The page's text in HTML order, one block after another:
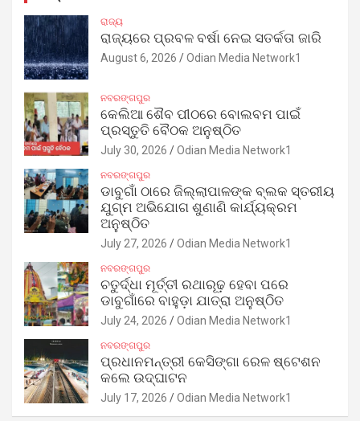
ରାଜ୍ୟ
ରାଜ୍ୟରେ ପ୍ରବଳ ବର୍ଷା ନେଇ ସତର୍କତା ଜାରି
August 6, 2026 Odian Media Network1
ନବରଙ୍ଗପୁର
କେଲିଆ ଶୈବ ପୀଠରେ ବୋଲବମ ପାଇଁ
ପ୍ରସ୍ତୁତି ବୈଠକ ଅନୁଷ୍ଠିତ
July 30, 2026 Odian Media Network1
ନବରଙ୍ଗପୁର
ଡାବୁଗାଁ ଠାରେ ଜିଲ୍ଲାପାଳଙ୍କ ବ୍ଲକ ସ୍ତରୀୟ
ଯୁଗ୍ମ ଅଭିଯୋଗ ଶୁଣାଣି କାର୍ଯ୍ୟକ୍ରମ
ଅନୁଷ୍ଠିତ
July 27, 2026 Odian Media Network1
ନବରଙ୍ଗପୁର
ଚତୁର୍ଦ୍ଧା ମୂର୍ତ୍ତୀ ରଥାରୂଢ଼ ହେବା ପରେ
ଡାବୁଗାଁରେ ବାହୁଡ଼ା ଯାତ୍ରା ଅନୁଷ୍ଠିତ
July 24, 2026 Odian Media Network1
ନବରଙ୍ଗପୁର
ପ୍ରଧାନମନ୍ତ୍ରୀ କେସିଙ୍ଗା ରେଳ ଷ୍ଟେଶନ
କଲେ ଉଦ୍‌ଘାଟନ
July 17, 2026 Odian Media Network1